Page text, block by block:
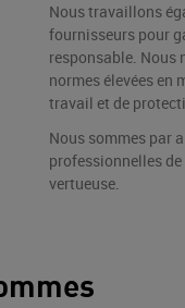
Nous travaillons
fournisseurs pour
responsable. Nous
normes élevées en
travail et de
Nous sommes par
professionnelles
vertueuse.